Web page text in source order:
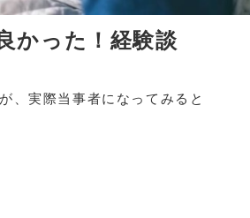
かった！経験談
、実際当事者になってみると